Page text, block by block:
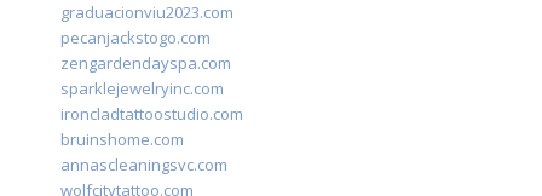
graduacionviu2023.com
pecanjackstogo.com
zengardendayspa.com
sparklejewelryinc.com
ironcladtattoostudio.com
bruinshome.com
annascleaningsvc.com
wolfcitytattoo.com